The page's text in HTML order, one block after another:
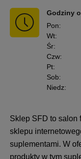
Godziny
Pon:
Wt:
Śr:
Czw:
Pt:
Sob:
Niedz:
Sklep SFD to salon
sklepu
suplementami. W
produkty w tym